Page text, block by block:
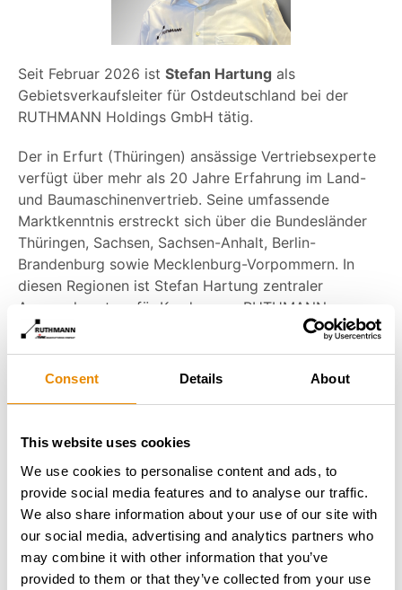
Consent Details About
This website uses cookies
We use cookies to personalise content and ads, to
provide social media features and to analyse our traffic.
We also share information about your use of our site with
our social media, advertising and analytics partners who
may combine it with other information that you’ve
provided to them or that they’ve collected from your use
Seit Februar 2026 ist Stefan Hartung als
Gebietsverkaufsleiter für Ostdeutschland bei der
RUTHMANN Holdings GmbH tätig.
Der in Erfurt (Thüringen) ansässige Vertriebsexperte
verfügt über mehr als 20 Jahre Erfahrung im Land-
und Baumaschinenvertrieb. Seine umfassende
Marktkenntnis erstreckt sich über die Bundesländer
Thüringen, Sachsen, Sachsen-Anhalt, Berlin-
Brandenburg sowie Mecklenburg-Vorpommern. In
diesen Regionen ist Stefan Hartung zentraler
Ansprechpartner für Kunden von RUTHMANN.
vertraut gemacht.
Jens Westermann, Vertriebsleiter Deutschland bei
RUTHMANN, erklärt:
„Mit Stefan Hartung verstärken wir unser
Vertriebsteam mit einem äußerst erfahrenen
Branchenkenner. Seine langjährige Tätigkeit in den
östlichen Bundesländern und seine Nähe zum Markt